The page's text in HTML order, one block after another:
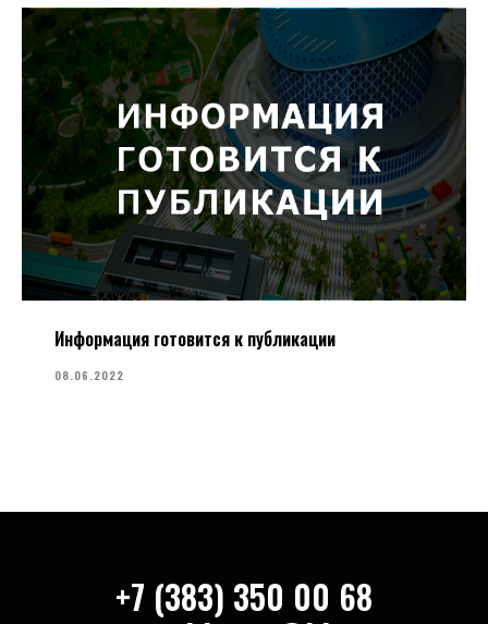
Информация готовится к публикации
08.06.2022
+7 (383) 350 00 68